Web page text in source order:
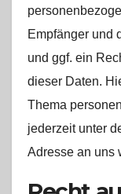
Empfänger und
und ggf. ein
dieser Daten.
Thema
jederzeit unter
Adresse an uns